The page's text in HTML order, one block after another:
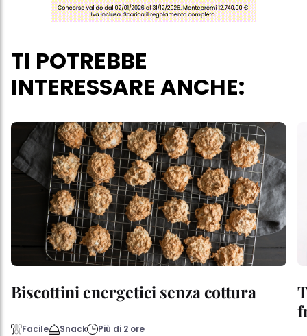
TI POTREBBE
INTERESSARE ANCHE:
Biscottini energetici senza cottura
Facile Snack Più di 2 ore